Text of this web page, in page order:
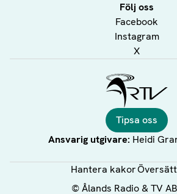
Följ oss
Facebook
Instagram
X
Tipsa oss
Ansvarig utgivare: Heidi
Hantera kakor
©Ålands Radio & TV AB